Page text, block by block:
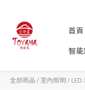
首頁
智
全部商品 / 室內照明 / LED